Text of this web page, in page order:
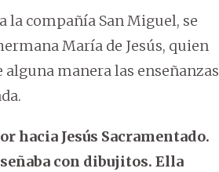
la compañía San Miguel, se
María de Jesús, quien
manera las enseñanzas
hacia Jesús Sacramentado.
con dibujitos. Ella